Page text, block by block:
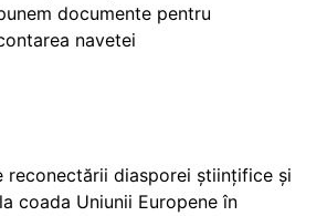
documente pentru
navetei
reconectării diasporei științifice și
coada Uniunii Europene în